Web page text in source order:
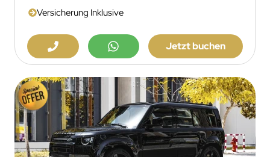
Versicherung Inklusive
Jetzt buchen